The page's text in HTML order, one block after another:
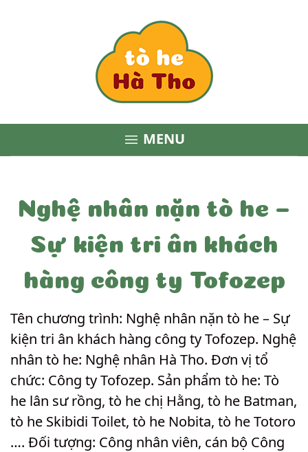
 MENU
Nghệ nhân nặn tò he –
Sự kiện tri ân khách
hàng công ty Tofozep
Tên chương trình: Nghệ nhân nặn tò he – Sự
kiện tri ân khách hàng công ty Tofozep. Nghệ
nhân tò he: Nghệ nhân Hà Tho. Đơn vị tổ
chức: Công ty Tofozep. Sản phẩm tò he: Tò
he lân sư rồng, tò he chị Hằng, tò he Batman,
tò he Skibidi Toilet, tò he Nobita, tò he Totoro
…. Đối tượng: Công nhân viên, cán bộ Công